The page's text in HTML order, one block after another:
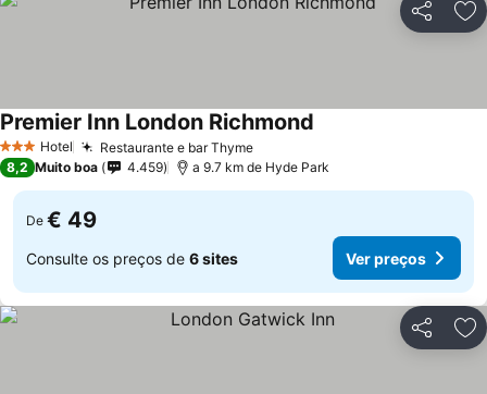
Partilhar
3 EstrelasHotel Restaurante e bar Thyme
Premier Inn London Richmond
8,2 Muito boa 4.459 a 9.7 km de Hyde Park
De € 49
Consulte os preços de 6 sites Ver preços
Partilhar